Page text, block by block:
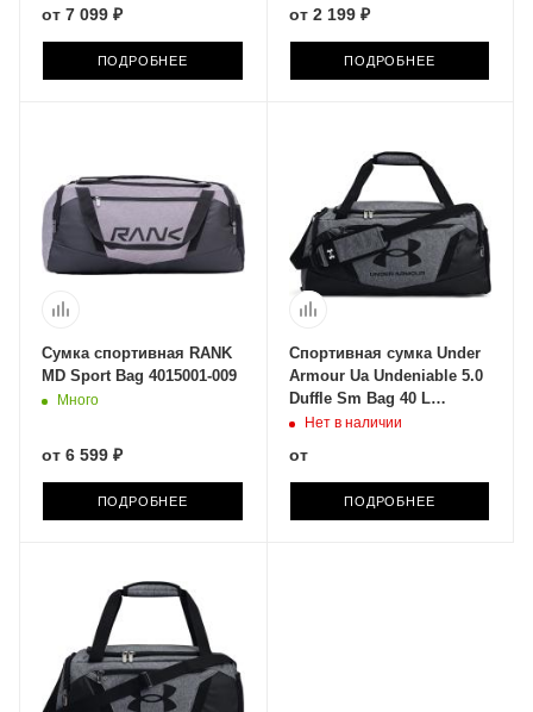
от 7 099 ₽
ПОДРОБНЕЕ
от 2 199 ₽
ПОДРОБНЕЕ
Сумка спортивная RANK
MD Sport Bag 4015001-009
Много
от 6 599 ₽
ПОДРОБНЕЕ
Спортивная сумка Under
Armour Ua Undeniable 5.0
Duffle Sm Bag 40 L
1369222-012
Нет в наличии
от
ПОДРОБНЕЕ